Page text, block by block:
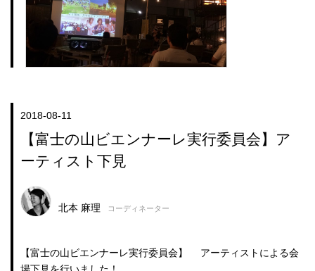
2018-08-11
【富士の山ビエンナーレ実行委員会】ア
ーティスト下見
北本 麻理 コーディネーター
【富士の山ビエンナーレ実行委員会】 アーティストによる会
場下見を行いました！